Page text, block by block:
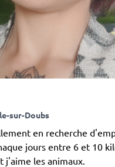
sur-Doubs
en recherche
jours entre 6 et 10
j'aime les animaux.